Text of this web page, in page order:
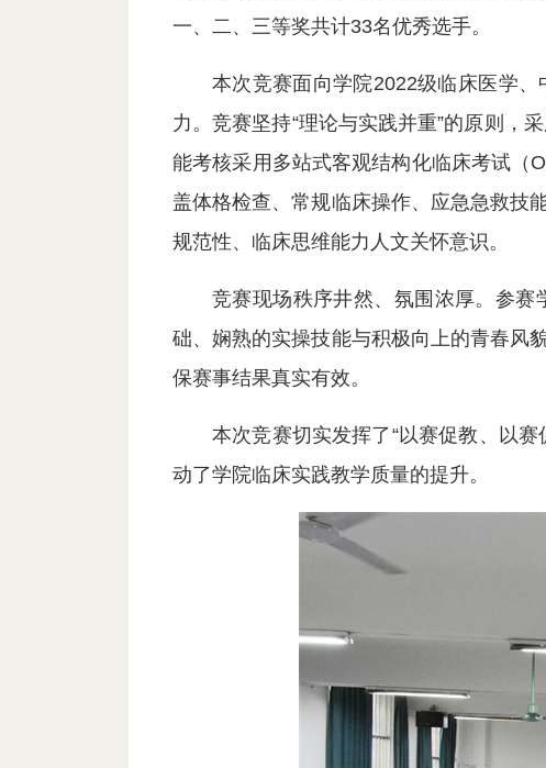
一、二、三等奖共计33名优秀选手。
本次竞赛面向学院2022级临床医学
力。竞赛坚持“理论与实践并重”的原则，
能考核采用多站式客观结构化临床考试（
盖体格检查、常规临床操作、应急急救技
规范性、临床思维能力人文关怀意识。
竞赛现场秩序井然、氛围浓厚。参
础、娴熟的实操技能与积极向上的青春风
保赛事结果真实有效。
本次竞赛切实发挥了“以赛促教、以
动了学院临床实践教学质量的提升。